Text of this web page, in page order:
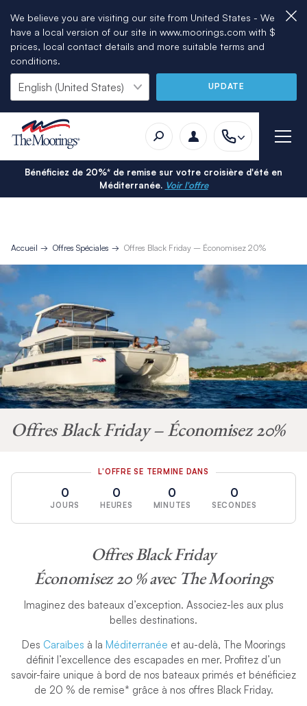
We believe you are visiting our site from United States - We
have a local version of our site in www.moorings.com with $
prices, local contact details and more suitable terms and
conditions.
UPDATE
Bénéficiez de 20%* de remise sur votre croisière d'été en
Méditerranée. Voir l'offre
Accueil Offres Spéciales Offres Black Friday – Économisez 20%
Offres Black Friday – Économisez 20%
L'OFFRE SE TERMINE DANS
0
JOURS
0
HEURES
0
MINUTES
0
SECONDES
Offres Black Friday
Économisez 20 % avec The Moorings
Imaginez des bateaux d’exception. Associez-les aux plus
belles destinations.
Des Caraïbes à la Méditerranée et au-delà, The Moorings
définit l’excellence des escapades en mer. Profitez d’un
savoir-faire unique à bord de nos bateaux primés et bénéficiez
de 20 % de remise* grâce à nos offres Black Friday.